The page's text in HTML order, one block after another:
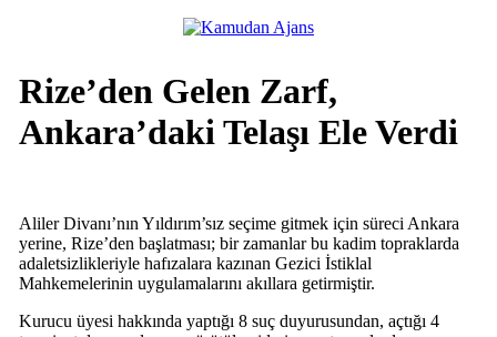
Rize’den Gelen Zarf,
Ankara’daki Telaşı Ele Verdi
Aliler Divanı’nın Yıldırım’sız seçime gitmek için süreci Ankara
yerine, Rize’den başlatması; bir zamanlar bu kadim topraklarda
adaletsizlikleriyle hafızalara kazınan Gezici İstiklal
Mahkemelerinin uygulamalarını akıllara getirmiştir.
Kurucu üyesi hakkında yaptığı 8 suç duyurusundan, açtığı 4